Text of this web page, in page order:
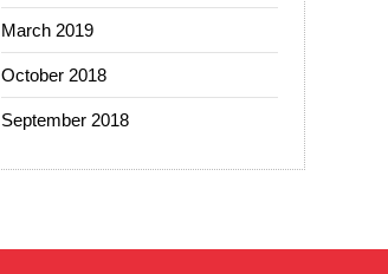
March 2019
October 2018
September 2018